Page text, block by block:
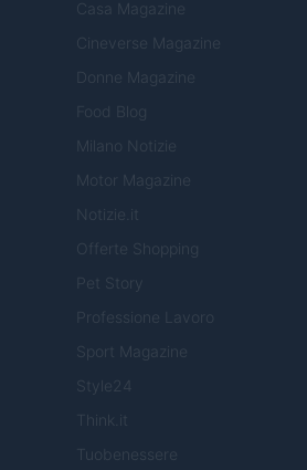
Casa Magazine
Cineverse Magazine
Donne Magazine
Food Blog
Milano Notizie
Motor Magazine
Notizie.it
Offerte Shopping
Pet Story
Professione Lavoro
Sport Magazine
Style24
Think.it
Tuobenessere